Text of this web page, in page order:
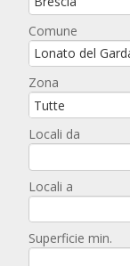
Comune
Zona
Locali da
Locali a
Superficie min.